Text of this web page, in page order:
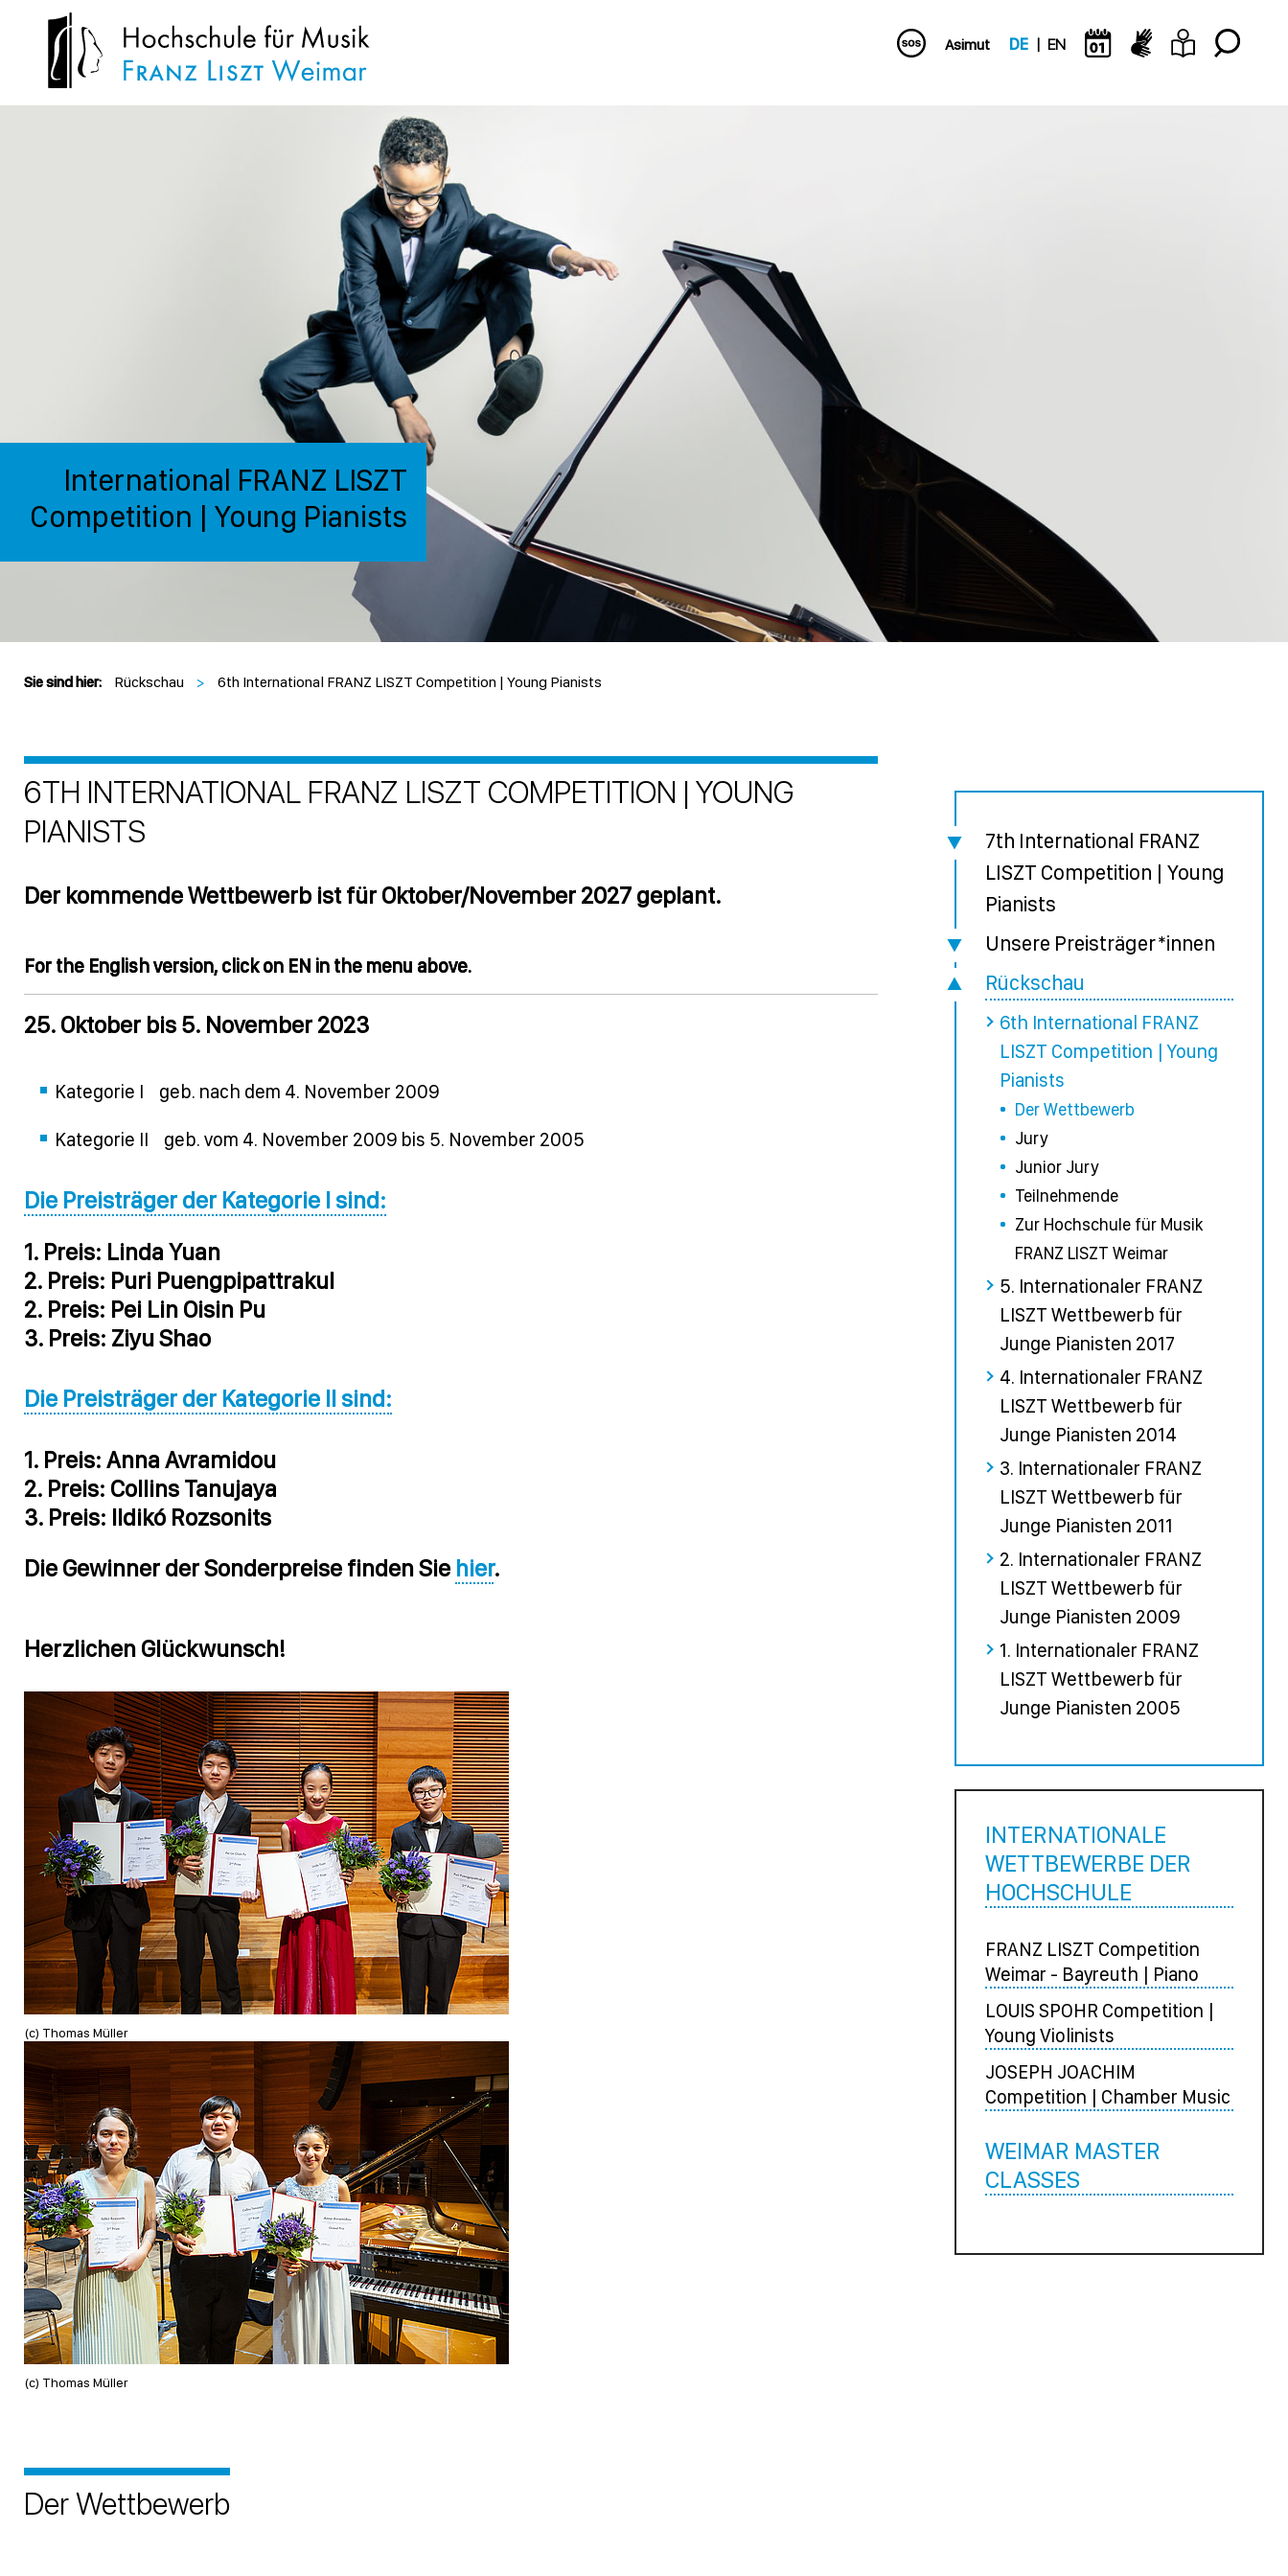
Asimut DE EN
International FRANZ LISZT
Competition | Young Pianists
Sie sind hier: Rückschau > 6th International FRANZ LISZT Competition | Young Pianists
6TH INTERNATIONAL FRANZ LISZT COMPETITION | YOUNG
PIANISTS
Der kommende Wettbewerb ist für Oktober/November 2027 geplant.
For the English version, click on EN in the menu above.
25. Oktober bis 5. November 2023
Kategorie I geb. nach dem 4. November 2009
Kategorie II geb. vom 4. November 2009 bis 5. November 2005
Die Preisträger der Kategorie I sind:
1. Preis: Linda Yuan
2. Preis: Puri Puengpipattrakul
2. Preis: Pei Lin Oisin Pu
3. Preis: Ziyu Shao
Die Preisträger der Kategorie II sind:
1. Preis: Anna Avramidou
2. Preis: Collins Tanujaya
3. Preis: Ildikó Rozsonits
Die Gewinner der Sonderpreise finden Sie hier.
Herzlichen Glückwunsch!
(c) Thomas Müller
(c) Thomas Müller
Der Wettbewerb
7th International FRANZ
LISZT Competition | Young
Pianists
Unsere Preisträger*innen
Rückschau
6th International FRANZ
LISZT Competition | Young
Pianists
Der Wettbewerb
Jury
Junior Jury
Teilnehmende
Zur Hochschule für Musik
FRANZ LISZT Weimar
5. Internationaler FRANZ
LISZT Wettbewerb für
Junge Pianisten 2017
4. Internationaler FRANZ
LISZT Wettbewerb für
Junge Pianisten 2014
3. Internationaler FRANZ
LISZT Wettbewerb für
Junge Pianisten 2011
2. Internationaler FRANZ
LISZT Wettbewerb für
Junge Pianisten 2009
1. Internationaler FRANZ
LISZT Wettbewerb für
Junge Pianisten 2005
INTERNATIONALE
WETTBEWERBE DER
HOCHSCHULE
FRANZ LISZT Competition
Weimar - Bayreuth | Piano
LOUIS SPOHR Competition |
Young Violinists
JOSEPH JOACHIM
Competition | Chamber Music
WEIMAR MASTER
CLASSES